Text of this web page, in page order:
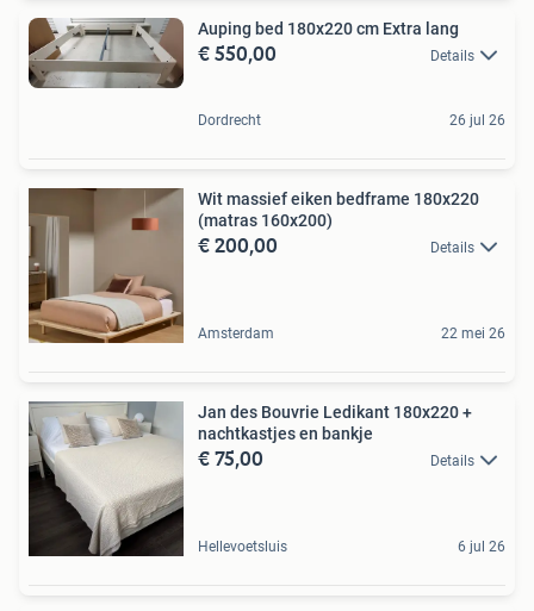
Auping bed 180x220 cm Extra lang
€ 550,00 Details
Dordrecht 26 jul 26
Wit massief eiken bedframe 180x220
(matras 160x200)
€ 200,00 Details
Amsterdam 22 mei 26
Jan des Bouvrie Ledikant 180x220 +
nachtkastjes en bankje
€ 75,00 Details
Hellevoetsluis 6 jul 26